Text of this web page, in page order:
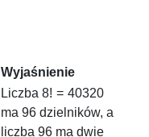
Wyjaśnienie
Liczba 8! = 40320
ma 96 dzielników, a
liczba 96 ma dwie